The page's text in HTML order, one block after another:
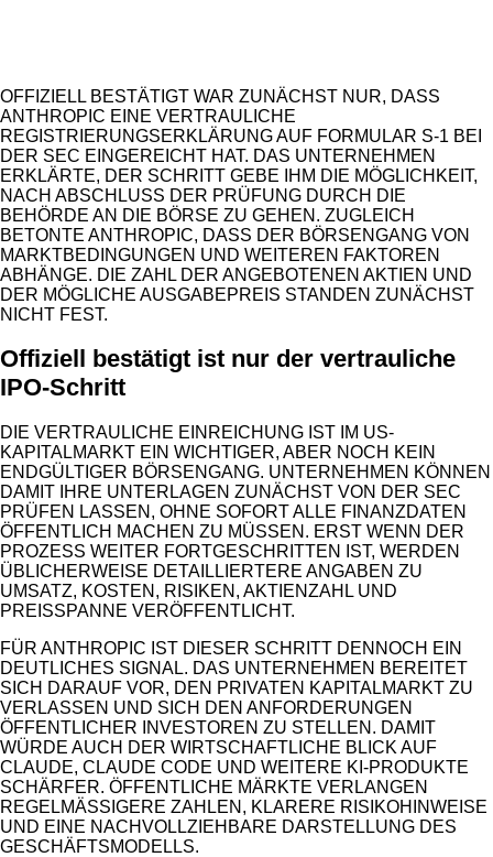
OFFIZIELL BESTÄTIGT WAR ZUNÄCHST NUR, DASS
ANTHROPIC EINE VERTRAULICHE
REGISTRIERUNGSERKLÄRUNG AUF FORMULAR S-1 BEI
DER SEC EINGEREICHT HAT. DAS UNTERNEHMEN
ERKLÄRTE, DER SCHRITT GEBE IHM DIE MÖGLICHKEIT,
NACH ABSCHLUSS DER PRÜFUNG DURCH DIE
BEHÖRDE AN DIE BÖRSE ZU GEHEN. ZUGLEICH
BETONTE ANTHROPIC, DASS DER BÖRSENGANG VON
MARKTBEDINGUNGEN UND WEITEREN FAKTOREN
ABHÄNGE. DIE ZAHL DER ANGEBOTENEN AKTIEN UND
DER MÖGLICHE AUSGABEPREIS STANDEN ZUNÄCHST
NICHT FEST.
Offiziell bestätigt ist nur der vertrauliche
IPO-Schritt
DIE VERTRAULICHE EINREICHUNG IST IM US-
KAPITALMARKT EIN WICHTIGER, ABER NOCH KEIN
ENDGÜLTIGER BÖRSENGANG. UNTERNEHMEN KÖNNEN
DAMIT IHRE UNTERLAGEN ZUNÄCHST VON DER SEC
PRÜFEN LASSEN, OHNE SOFORT ALLE FINANZDATEN
ÖFFENTLICH MACHEN ZU MÜSSEN. ERST WENN DER
PROZESS WEITER FORTGESCHRITTEN IST, WERDEN
ÜBLICHERWEISE DETAILLIERTERE ANGABEN ZU
UMSATZ, KOSTEN, RISIKEN, AKTIENZAHL UND
PREISSPANNE VERÖFFENTLICHT.
FÜR ANTHROPIC IST DIESER SCHRITT DENNOCH EIN
DEUTLICHES SIGNAL. DAS UNTERNEHMEN BEREITET
SICH DARAUF VOR, DEN PRIVATEN KAPITALMARKT ZU
VERLASSEN UND SICH DEN ANFORDERUNGEN
ÖFFENTLICHER INVESTOREN ZU STELLEN. DAMIT
WÜRDE AUCH DER WIRTSCHAFTLICHE BLICK AUF
CLAUDE, CLAUDE CODE UND WEITERE KI-PRODUKTE
SCHÄRFER. ÖFFENTLICHE MÄRKTE VERLANGEN
REGELMÄSSIGERE ZAHLEN, KLARERE RISIKOHINWEISE U
ND EINE NACHVOLLZIEHBARE DARSTELLUNG DES G
ESCHÄFTSMODELLS.